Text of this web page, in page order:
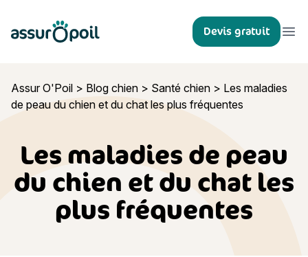
Assur O'Poil Devis gratuit
Assur O'Poil > Blog chien > Santé chien > Les maladies
de peau du chien et du chat les plus fréquentes
Les maladies de peau
du chien et du chat les
plus fréquentes